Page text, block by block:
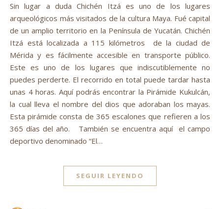
Sin lugar a duda Chichén Itzá es uno de los lugares
arqueológicos más visitados de la cultura Maya. Fué capital
de un amplio territorio en la Península de Yucatán. Chichén
Itzá está localizada a 115 kilómetros de la ciudad de
Mérida y es fácilmente accesible en transporte público.
Este es uno de los lugares que indiscutiblemente no
puedes perderte. El recorrido en total puede tardar hasta
unas 4 horas. Aquí podrás encontrar la Pirámide Kukulcán,
la cual lleva el nombre del dios que adoraban los mayas.
Esta pirámide consta de 365 escalones que refieren a los
365 días del año. También se encuentra aquí el campo
deportivo denominado “El…
SEGUIR LEYENDO